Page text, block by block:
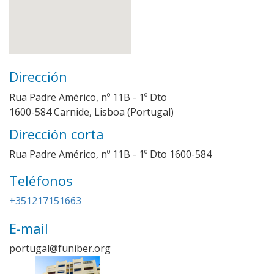
Dirección
Rua Padre Américo, nº 11B - 1º Dto
1600-584 Carnide, Lisboa (Portugal)
Dirección corta
Rua Padre Américo, nº 11B - 1º Dto 1600-584
Teléfonos
+351217151663
E-mail
portugal@funiber.org
Imagen